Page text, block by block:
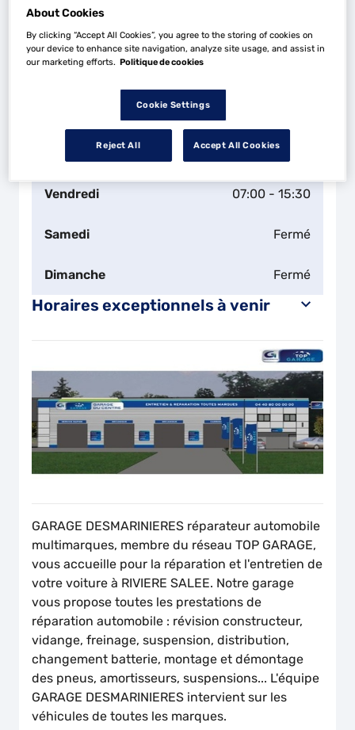
Lundi 07:00 - 15:30
07:00 - 15:30
Vendredi 07:00 - 15:30
Samedi Fermé
Dimanche Fermé
Horaires exceptionnels à venir
GARAGE DESMARINIERES réparateur automobile
multimarques, membre du réseau TOP GARAGE,
vous accueille pour la réparation et l'entretien de
votre voiture à RIVIERE SALEE. Notre garage
vous propose toutes les prestations de
réparation automobile : révision constructeur,
vidange, freinage, suspension, distribution,
changement batterie, montage et démontage
des pneus, amortisseurs, suspensions... L'équipe
GARAGE DESMARINIERES intervient sur les
véhicules de toutes les marques.
About Cookies
By clicking “Accept All Cookies”, you agree to the storing of cookies on
your device to enhance site navigation, analyze site usage, and assist in
our marketing efforts. Politique de cookies
Cookie Settings
Reject All Accept All Cookies